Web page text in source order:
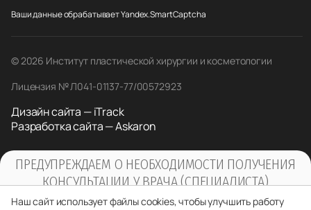
Ваши данные обрабатывает Yandex.SmartCaptcha
© 2026 Институт пластической хирургии и косметологии
Лицензия № Л041-01137-77/00572923
Дизайн сайта — iTrack
Разработка сайта — Askaron
ПРЕДУПРЕЖДАЕМ О НЕОБХОДИМОСТИ ПОЛУЧЕНИЯ
КОНСУЛЬТАЦИИ У ВРАЧА (СПЕЦИАЛИСТА)
ПО ОКАЗЫВАЕМЫМ УСЛУГАМ И
Наш сайт использует файлы cookies, чтобы улучшить работу